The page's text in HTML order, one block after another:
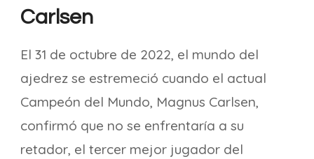
Carlsen
El 31 de octubre de 2022, el mundo del
ajedrez se estremeció cuando el actual
Campeón del Mundo, Magnus Carlsen,
confirmó que no se enfrentaría a su
retador, el tercer mejor jugador del